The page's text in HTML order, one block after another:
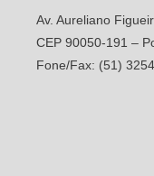
Av. Aureliano
CEP 90050-191 –
Fone/Fax: (51)